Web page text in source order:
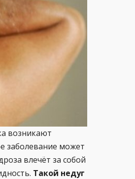
возникают
заболевание может
влечёт за собой
Такой недуг